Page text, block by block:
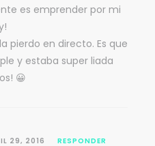
es emprender por mi
pierdo en directo. Es que
y estaba super liada
😀
29, 2016 RESPONDER